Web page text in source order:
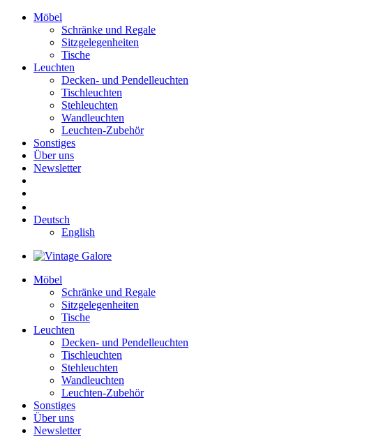
Möbel
Schränke und Regale
Sitzgelegenheiten
Tische
Leuchten
Decken- und Pendelleuchten
Tischleuchten
Stehleuchten
Wandleuchten
Leuchten-Zubehör
Sonstiges
Über uns
Newsletter
Deutsch
English
Möbel
Schränke und Regale
Sitzgelegenheiten
Tische
Leuchten
Decken- und Pendelleuchten
Tischleuchten
Stehleuchten
Wandleuchten
Leuchten-Zubehör
Sonstiges
Über uns
Newsletter